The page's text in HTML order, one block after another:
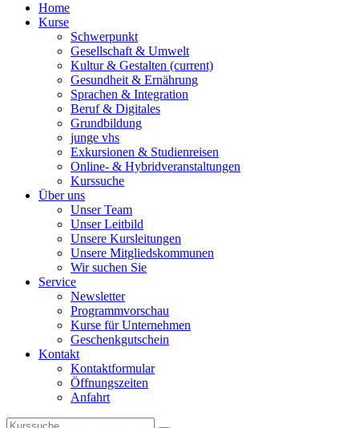
Home
Kurse
Schwerpunkt
Gesellschaft & Umwelt
Kultur & Gestalten (current)
Gesundheit & Ernährung
Sprachen & Integration
Beruf & Digitales
Grundbildung
junge vhs
Exkursionen & Studienreisen
Online- & Hybridveranstaltungen
Kurssuche
Über uns
Unser Team
Unser Leitbild
Unsere Kursleitungen
Unsere Mitgliedskommunen
Wir suchen Sie
Service
Newsletter
Programmvorschau
Kurse für Unternehmen
Geschenkgutschein
Kontakt
Kontaktformular
Öffnungszeiten
Anfahrt